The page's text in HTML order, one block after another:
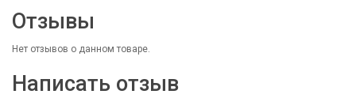
Отзывы
Нет отзывов о данном товаре.
Написать отзыв